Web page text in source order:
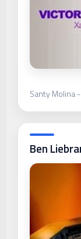
Santy Molina
Ben